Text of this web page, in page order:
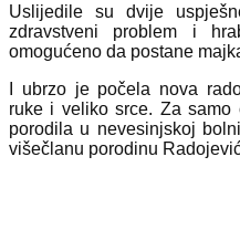
Uslijedile su dvije
zdravstveni problem i
omogućeno da postane
I ubrzo je počela nova
ruke i veliko srce. Za
porodila u nevesinjskoj
višečlanu porodinu